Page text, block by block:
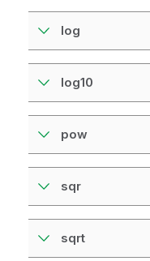
log
log10
pow
sqr
sqrt